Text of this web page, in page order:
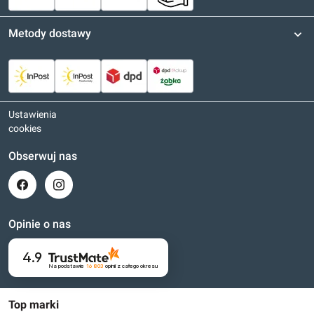
Top marki
Metody dostawy
Ustawienia
cookies
Obserwuj nas
Opinie o nas
4.9
Na podstawie 16 803 opinii z całego okresu